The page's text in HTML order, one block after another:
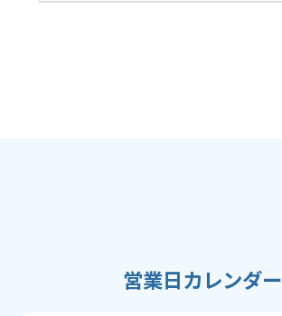
営業日カレンダー